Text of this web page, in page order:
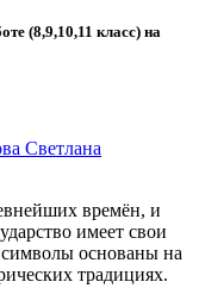
(8,9,10,11 класс) на
Светлана
времён, и
имеет свои
основаны на
традициях.